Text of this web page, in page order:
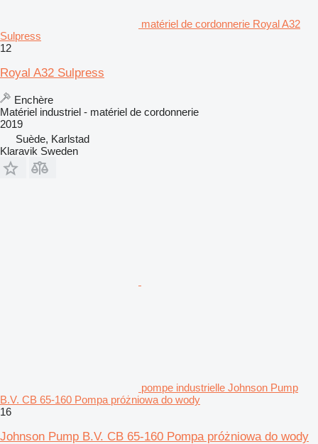
matériel de cordonnerie Royal A32
Sulpress
12
Royal A32 Sulpress
Enchère
Matériel industriel - matériel de cordonnerie
2019
Suède, Karlstad
Klaravik Sweden
pompe industrielle Johnson Pump
B.V. CB 65-160 Pompa próżniowa do wody
16
Johnson Pump B.V. CB 65-160 Pompa próżniowa do wody